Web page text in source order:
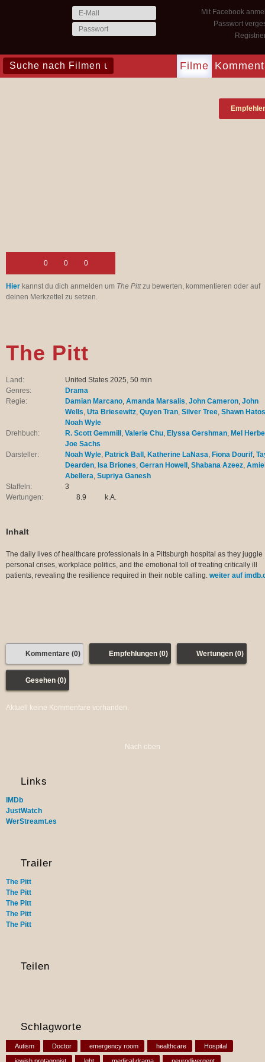
Mit Facebook
Passwort
Filme
0 0 0
Hier kannst du dich anmelden um The Pittzu bewerten, kommentieren oder auf
deinen Merkzettel zu setzen.
The Pitt
Land:
United States 2025, 50 min
Genres:
Drama
Regie:
Damian Marcano, Amanda Marsalis, John Cameron, John
Wells, Uta Briesewitz, Quyen Tran, Silver Tree, Shawn
Noah Wyle
Drehbuch:
R. Scott Gemmill , Valerie Chu, Elyssa Gershman, Mel
Joe Sachs
Darsteller:
Noah Wyle, Patrick Ball , Katherine LaNasa, Fiona Dourif,
Dearden, Isa Briones, Gerran Howell , Shabana Azeez,
Abellera, Supriya Ganesh
Staffeln:
3
Wertungen:
8.9 k.A.
Inhalt
The daily lives of healthcare professionals in a Pittsburgh hospital as they juggle
personal crises, workplace politics, and the emotional toll of treating critically ill
patients, revealing the resilience required in their noble calling. weiter auf
Kommentare (0) Empfehlungen (0) Wertungen (0)
Gesehen (0)
Aktuell keine Kommentare vorhanden.
Nach oben
Links
IMDb
JustWatch
WerStreamt.es
Trailer
The Pitt
The Pitt
The Pitt
The Pitt
The Pitt
Teilen
Schlagworte
Autism Doctor emergency room healthcare Hospital